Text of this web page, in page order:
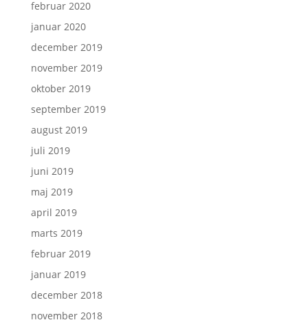
februar 2020
januar 2020
december 2019
november 2019
oktober 2019
september 2019
august 2019
juli 2019
juni 2019
maj 2019
april 2019
marts 2019
februar 2019
januar 2019
december 2018
november 2018